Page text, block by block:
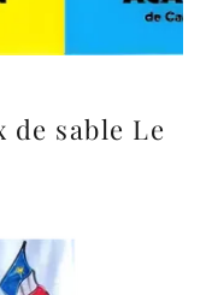
de sable Le